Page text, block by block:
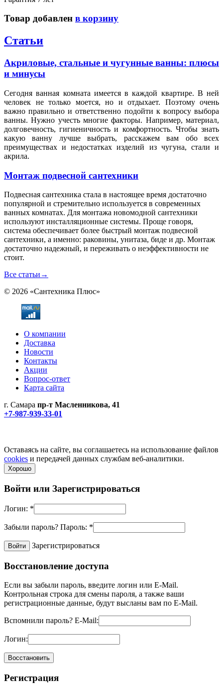
Товар добавлен в корзину
Статьи
Акриловые, стальные и чугунные ванны: плюсы
и минусы
Сегодня ванная комната имеется в каждой квартире. В ней
человек не только моется, но и отдыхает. Поэтому очень
важно правильно и ответственно подойти к вопросу выбора
ванны. Нужно учесть многие факторы. Например, материал,
долговечность, гигиеничность и комфортность. Чтобы знать
какую ванну лучше выбрать, расскажем вам обо всех
преимуществах и недостатках изделий из чугуна, стали и
акрила.
Монтаж подвесной сантехники
Подвесная сантехника стала в настоящее время достаточно
популярной и стремительно используется в современных
ванных комнатах. Для монтажа новомодной сантехники
используют инсталляционные системы. Проще говоря,
система обеспечивает более быстрый монтаж подвесной
сантехники, а именно: раковины, унитаза, биде и др. Монтаж
достаточно надежный, и переживать о неэффективности не
стоит.
Все статьи →
© 2026 «Сантехника Плюс»
О компании
Доставка
Новости
Контакты
Акции
Вопрос-ответ
Карта сайта
г. Самара пр-т Масленникова, 41
+7-987-939-33-01
Оставаясь на сайте, вы соглашаетесь на использование файлов
cookies и передачей данных службам веб-аналитики.
Хорошо
Войти или Зарегистрироваться
Логин: *
Забыли пароль? Пароль: *
Зарегистрироваться
Восстановление доступа
Если вы забыли пароль, введите логин или E-Mail.
Контрольная строка для смены пароля, а также ваши
регистрационные данные, будут высланы вам по E-Mail.
Вспомнили пароль? E-Mail:
Логин:
Регистрация